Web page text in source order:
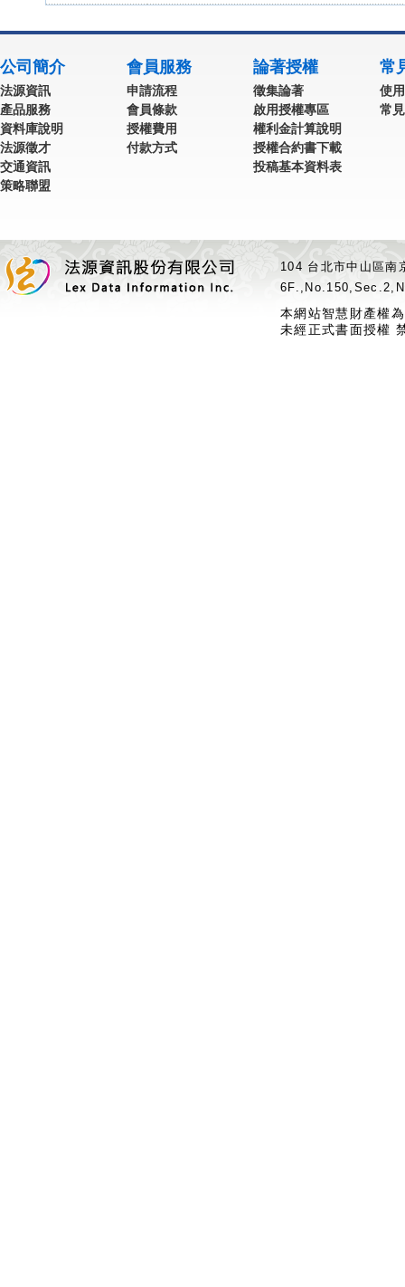
公司簡介
法源資訊
產品服務
資料庫說明
法源徵才
交通資訊
策略聯盟
會員服務
申請流程
會員條款
授權費用
付款方式
論著授權
徵集論著
啟用授權專區
權利金計算說明
授權合約書下載
投稿基本資料表
常
使
常
104 台北市中山區
本網站智慧財產權
未經正式書面授權